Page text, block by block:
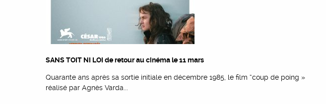
SANS TOIT NI LOI de retour au cinéma le 11 mars
Quarante ans après sa sortie initiale en décembre 1985, le film “coup de poing »
réalisé par Agnès Varda...